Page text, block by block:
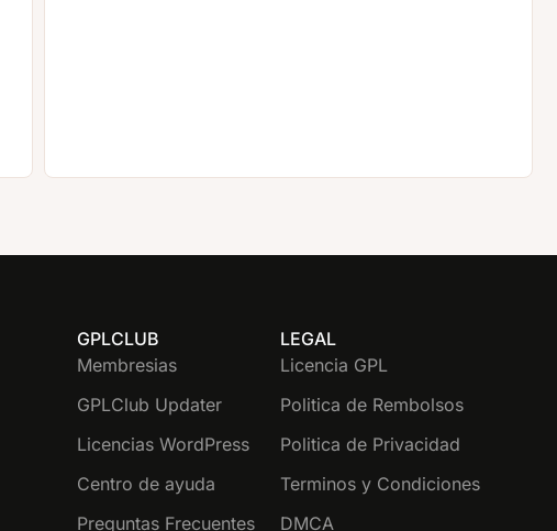
GPLCLUB
Membresias
GPLClub Updater
Licencias WordPress
Centro de ayuda
Preguntas Frecuentes
LEGAL
Licencia GPL
Politica de Rembolsos
Politica de Privacidad
Terminos y Condiciones
DMCA